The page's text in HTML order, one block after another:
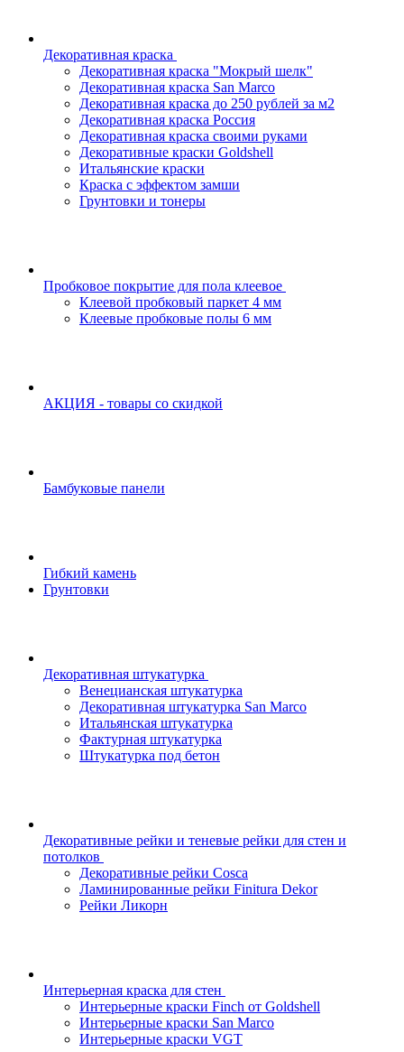
Декоративная краска
Декоративная краска "Мокрый шелк"
Декоративная краска San Marco
Декоративная краска до 250 рублей за м2
Декоративная краска Россия
Декоративная краска своими руками
Декоративные краски Goldshell
Итальянские краски
Краска с эффектом замши
Грунтовки и тонеры
Пробковое покрытие для пола клеевое
Клеевой пробковый паркет 4 мм
Клеевые пробковые полы 6 мм
АКЦИЯ - товары со скидкой
Бамбуковые панели
Гибкий камень
Грунтовки
Декоративная штукатурка
Венецианская штукатурка
Декоративная штукатурка San Marco
Итальянская штукатурка
Фактурная штукатурка
Штукатурка под бетон
Декоративные рейки и теневые рейки для стен и
потолков
Декоративные рейки Cosca
Ламинированные рейки Finitura Dekor
Рейки Ликорн
Интерьерная краска для стен
Интерьерные краски Finch от Goldshell
Интерьерные краски San Marco
Интерьерные краски VGT